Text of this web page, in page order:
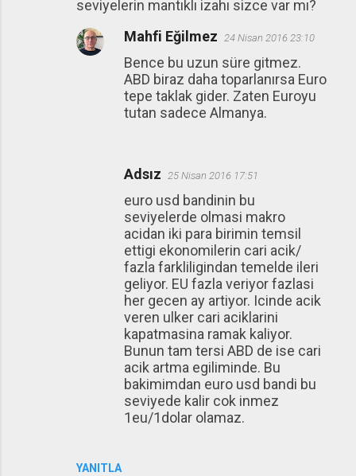
seviyelerin mantıklı izahı sizce var mı?
YANITLA
Mahfi Eğilmez 24 Nisan 2016 23:10
Bence bu uzun süre gitmez.
ABD biraz daha toparlanırsa Euro
tepe taklak gider. Zaten Euroyu
tutan sadece Almanya.
Adsız 25 Nisan 2016 17:51
euro usd bandinin bu
seviyelerde olmasi makro
acidan iki para birimin temsil
ettigi ekonomilerin cari acik/
fazla farkliligindan temelde ileri
geliyor. EU fazla veriyor fazlasi
her gecen ay artiyor. Icinde acik
veren ulker cari aciklarini
kapatmasina ramak kaliyor.
Bunun tam tersi ABD de ise cari
acik artma egiliminde. Bu
bakimimdan euro usd bandi bu
seviyede kalir cok inmez
1eu/1dolar olamaz.